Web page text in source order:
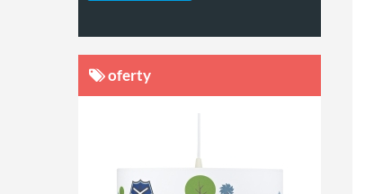
oferty